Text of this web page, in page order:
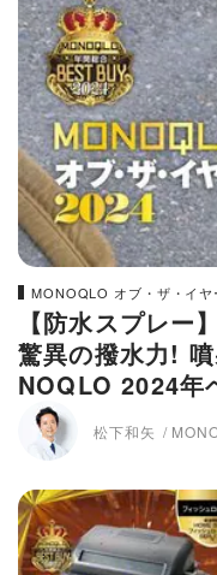
MONOQLO オブ・ザ・イヤ
【防水スプレー
驚異の撥水力!
NOQLO 2024年
松下和矢